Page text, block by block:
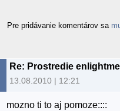
Pre pridávanie komentárov sa
Re: Prostredie
13.08.2010 | 12:21
mozno ti to aj pomoze::::